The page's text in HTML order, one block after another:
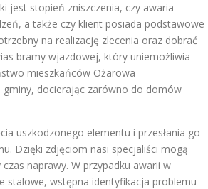
jest stopień zniszczenia, czy awaria
a także czy klient posiada podstawowe
na realizację zlecenia oraz dobrać
bramy wjazdowej, który uniemożliwia
mieszkańców Ożarowa
gminy, docierając zarówno do domów
uszkodzonego elementu i przesłania go
Dzięki zdjęciom nasi specjaliści mogą
naprawy. W przypadku awarii w
stalowe, wstępna identyfikacja problemu